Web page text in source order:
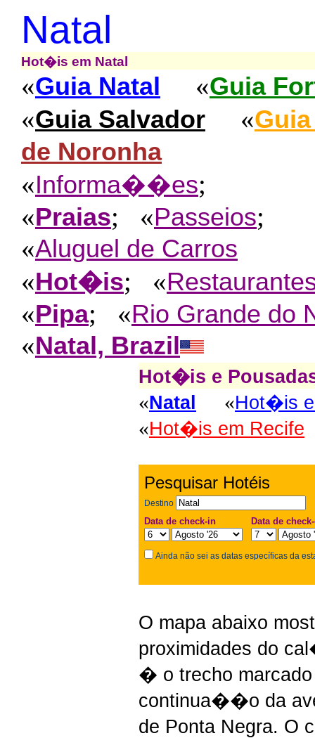
Natal
Hot�is em Natal
«Guia Natal «Guia
«Guia Salvador «
de Noronha
«Informa��es;
«Praias; «Passeios;
«Aluguel de Carros
«Hot�is; «
«Pipa; «Rio Grande do
«Natal, Brazil
Hot�is e
«Natal «Hot�is
«Hot�is em Recife
Pesquisar Hotéis
Destino
Data de check-in Data de
Ainda não sei as datas específicas da
O mapa abaixo
proximidades do
� o trecho
continua��o da
de Ponta Negra.